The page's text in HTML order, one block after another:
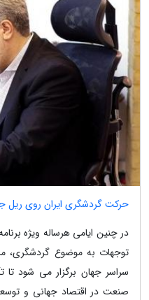
حرکت گردشگری ایران روی ریل
در چنین ایامی هرساله ویژه
توجهات به موضوع گردشگری،
سراسر جهان برگزار می شود
صنعت در اقتصاد جهانی و